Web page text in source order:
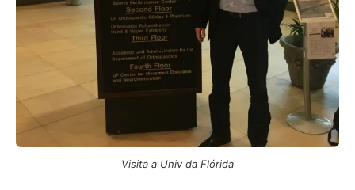
Visita a Univ da Flórida